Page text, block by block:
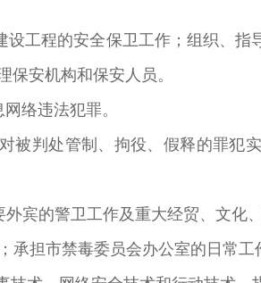
工程的安全保卫工作；组织、
安机构和保安人员。
络违法犯罪。
被判处管制、拘役、假释的罪犯
宾的警卫工作及重大经贸、文化
担市禁毒委员会办公室的日常工